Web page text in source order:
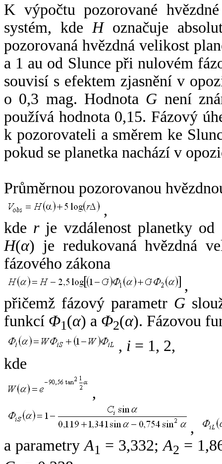
K výpočtu pozorované
systém, kde Hoznačuje
pozorovaná hvězdná velikost
a 1 au od Slunce při nulovém
souvisí s efektem zjasnění v
o 0,3 mag. Hodnota G není
používá hodnota 0,15. Fázový
k pozorovateli a směrem ke
pokud se planetka nachází v
Průměrnou pozorovanou
,
kde rje vzdálenost planetky od
H(α) je redukovaná hvězdná
fázového zákona
,
přičemž fázový parametr G
funkcí Φ1(α) a Φ2(α). Fázovou
, i = 1, 2,
kde
,
,
a parametryA1 = 3,332;A2 =